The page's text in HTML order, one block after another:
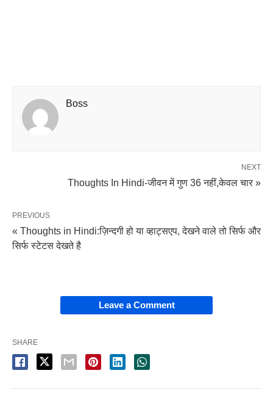
Boss
NEXT
Thoughts In Hindi-जीवन में गुण 36 नहीं,केवल चार »
PREVIOUS
« Thoughts in Hindi:ज़िन्दगी हो या व्हाट्सएप, देखने वाले तो सिर्फ और
सिर्फ स्टेटस देखते है
Leave a Comment
SHARE